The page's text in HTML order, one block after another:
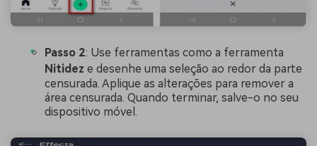
Passo 2: Use ferramentas como a ferramenta
Nitidez e desenhe uma seleção ao redor da parte
censurada. Aplique as alterações para remover a
área censurada. Quando terminar, salve-o no seu
dispositivo móvel.